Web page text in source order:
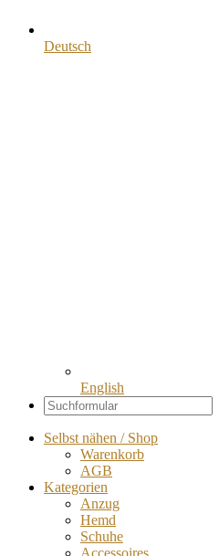
Deutsch
English
Selbst nähen / Shop
Warenkorb
AGB
Kategorien
Anzug
Hemd
Schuhe
Accessoires